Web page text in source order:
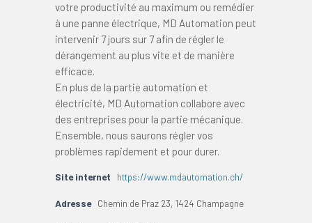
votre productivité au maximum ou remédier
à une panne électrique, MD Automation peut
intervenir 7 jours sur 7 afin de régler le
dérangement au plus vite et de manière
efficace.
​En plus de la partie automation et
électricité, MD Automation collabore avec
des entreprises pour la partie mécanique.
Ensemble, nous saurons régler vos
problèmes rapidement et pour durer.
Site internet https://www.mdautomation.ch/
Adresse Chemin de Praz 23, 1424 Champagne